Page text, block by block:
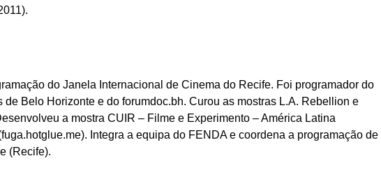
do Janela Internacional de Cinema do Recife. Foi programador do
de Belo Horizonte e do forumdoc.bh. Curou as mostras L.A. Rebellion e
a mostra CUIR – Filme e Experimento – América Latina
Integra a equipa do FENDA e coordena a programação de
(Recife).